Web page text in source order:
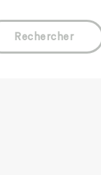
Rechercher